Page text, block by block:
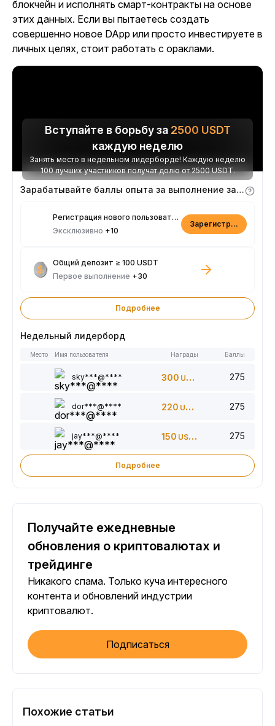
блокчейн и исполнять смарт-контракты на основе
этих данных. Если вы пытаетесь создать
совершенно новое DApp или просто инвестируете в
личных целях, стоит работать с ораклами.
Вступайте в борьбу за 2500 USDT
каждую неделю
Занять место в недельном лидерборде! Каждую неделю
100 лучших участников получат долю от 2500 USDT.
Зарабатывайте баллы опыта за выполнение заданий
Регистрация нового пользователя
Эксклюзивно +10
Зарегистрироваться
Общий депозит ≥ 100 USDT
Первое выполнение +30
Подробнее
Недельный лидерборд
Место Имя пользователя Награды Баллы
sky***@**** 300 USDT 275
dor***@**** 220 USDT 275
jay***@**** 150 USDT 275
Подробнее
Получайте ежедневные
обновления о криптовалютах и
трейдинге
Никакого спама. Только куча интересного
контента и обновлений индустрии
криптовалют.
Подписаться
Похожие статьи